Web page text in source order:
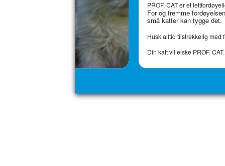
PROF. CAT er et
For og fremme
små katter kan tygge det.
Husk alltid tilstrekkelig med
Din katt vil elske PROF. CAT.